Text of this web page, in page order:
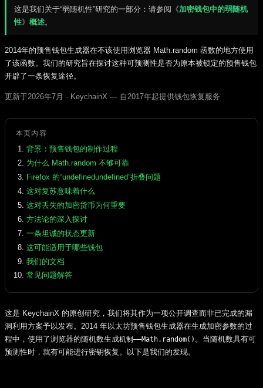
这是我们关于“弱随机性”研究的一部分：请参阅《加密钱包中的弱随机
性》 概述。
2014年的预售钱包生成器在不该使用浏览器 Math.random 函数的地方使用
了该函数。我们的研究旨在探讨这种可预测性是否为原本被锁定的预售钱包
开辟了一条恢复途径。
更新于2026年7月 · KeychainX — 自2017年起提供钱包恢复服务
本页内容
背景：预售钱包的制作过程
为什么 Math.random 不够可靠
Firefox 的“undefinedundefined”折叠问题
这对复苏意味着什么
这对丢失的加密货币为何重要
方法论的深入探讨
一条坦诚的状态更新
这可能适用于哪些钱包
我们的文档
常见问题解答
这是 KeychainX 的原创研究，我们将其作为一项公开调查而非已完成的漏
洞利用方案予以发布。2014 年以太坊预售钱包生成器在生成加密参数的过
程中，使用了浏览器的随机数生成机制——Math.random() 。当随机数具有可
预测性时，就有可能进行密钥恢复。以下是我们的发现。